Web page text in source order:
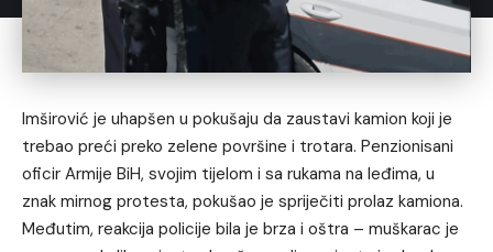
Imširović je uhapšen u pokušaju da zaustavi kamion koji je
trebao preći preko zelene površine i trotara. Penzionisani
oficir Armije BiH, svojim tijelom i sa rukama na leđima, u
znak mirnog protesta, pokušao je spriječiti prolaz kamiona.
Međutim, reakcija policije bila je brza i oštra – muškarac je